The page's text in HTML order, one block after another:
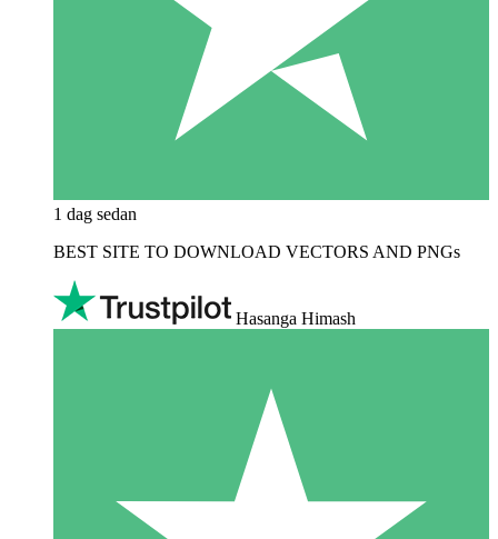
1 dag sedan
BEST SITE TO DOWNLOAD VECTORS AND PNGs
Hasanga Himash